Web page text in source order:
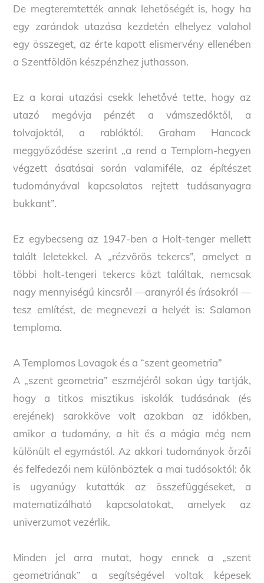
De megteremtették annak lehetőségét is, hogy ha
egy zarándok utazása kezdetén elhelyez valahol
egy összeget, az érte kapott elismervény ellenében
a Szentföldön készpénzhez juthasson.
Ez a korai utazási csekk lehetővé tette, hogy az
utazó megóvja pénzét a vámszedőktől, a
tolvajoktól, a rablóktól. Graham Hancock
meggyőződése szerint „a rend a Templom-hegyen
végzett ásatásai során valamiféle, az építészet
tudományával kapcsolatos rejtett tudásanyagra
bukkant”.
Ez egybecseng az 1947-ben a Holt-tenger mellett
talált leletekkel. A „rézvörös tekercs”, amelyet a
többi holt-tengeri tekercs közt találtak, nemcsak
nagy mennyiségű kincsről —aranyról és írásokról —
tesz említést, de megnevezi a helyét is: Salamon
temploma.
A Templomos Lovagok és a “szent geometria”
A „szent geometria” eszméjéről sokan úgy tartják,
hogy a titkos misztikus iskolák tudásának (és
erejének) sarokköve volt azokban az időkben,
amikor a tudomány, a hit és a mágia még nem
különült el egymástól. Az akkori tudományok őrzői
és felfedezői nem különböztek a mai tudósoktól: ők
is ugyanúgy kutatták az összefüggéseket, a
matematizálható kapcsolatokat, amelyek az
univerzumot vezérlik.
Minden jel arra mutat, hogy ennek a „szent
geometriának” a segítségével voltak képesek